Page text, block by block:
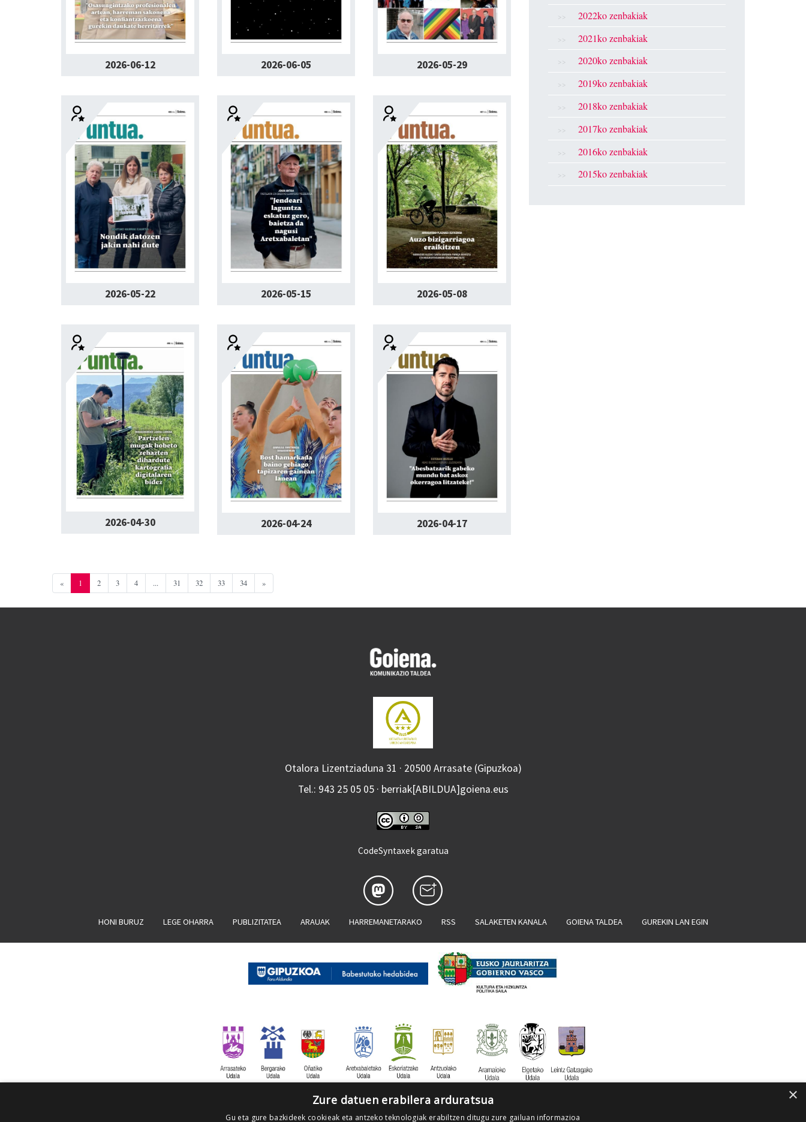
2026-06-12 2026-06-05 2026-05-29
2026-05-22 2026-05-15 2026-05-08
2026-04-30 2026-04-24 2026-04-17
« 1 2 3 4 ... 31 32 33 34 »
2022ko zenbakiak
2021ko zenbakiak
2020ko zenbakiak
2019ko zenbakiak
2018ko zenbakiak
2017ko zenbakiak
2016ko zenbakiak
2015ko zenbakiak
Otalora Lizentziaduna 31 · 20500 Arrasate (Gipuzkoa)
Tel.: 943 25 05 05 · berriak[ABILDUA]goiena.eus
CodeSyntaxek garatua
HONI BURUZ LEGE OHARRA PUBLIZITATEA ARAUAK HARREMANETARAKO RSS SALAKETEN KANALA GOIENA TALDEA GUREKIN LAN EGIN
×
Zure datuen erabilera arduratsua
Gu eta gure bazkideek cookieak eta antzeko teknologiak erabiltzen ditugu zure gailuan informazioa